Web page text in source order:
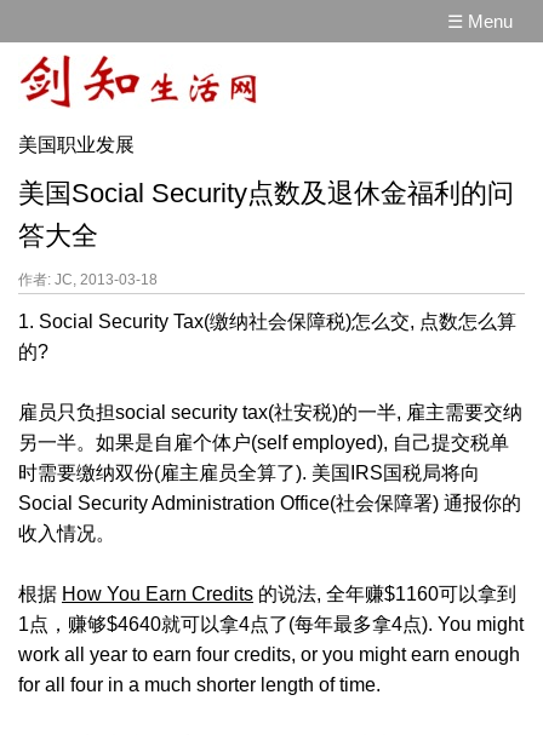
☰ Menu
美国职业发展
美国Social Security点数及退休金福利的问
答大全
作者: JC, 2013-03-18
1. Social Security Tax(缴纳社会保障税)怎么交, 点数怎么算
的?
雇员只负担social security tax(社安税)的一半, 雇主需要交纳
另一半。如果是自雇个体户(self employed), 自己提交税单
时需要缴纳双份(雇主雇员全算了). 美国IRS国税局将向
Social Security Administration Office(社会保障署) 通报你的
收入情况。
根据 How You Earn Credits 的说法, 全年赚$1160可以拿到
1点，赚够$4640就可以拿4点了(每年最多拿4点). You might
work all year to earn four credits, or you might earn enough
for all four in a much shorter length of time.